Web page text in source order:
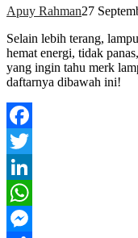
Apuy Rahman27
Selain lebih terang,
hemat energi, tidak
yang ingin tahu merk
daftarnya dibawah ini!
Facebook
Twitter
LinkedIn
WhatsApp